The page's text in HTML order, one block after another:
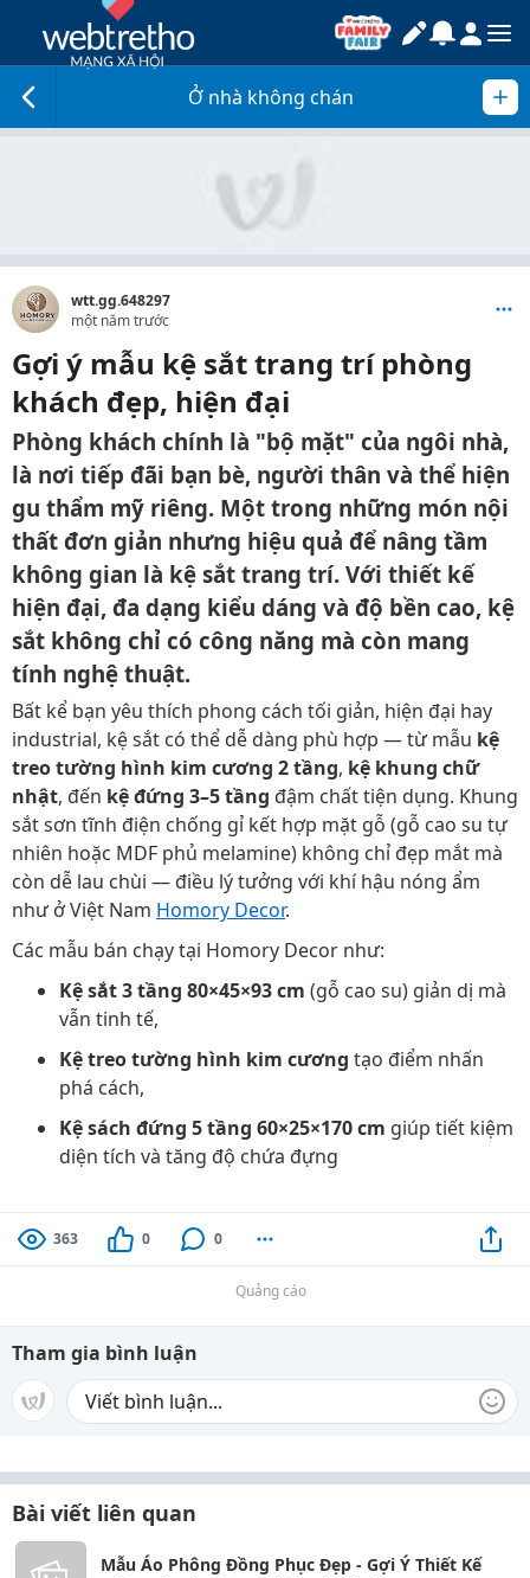
Ở nhà không chán
wtt.gg.648297
một năm trước
Gợi ý mẫu kệ sắt trang trí phòng
khách đẹp, hiện đại
Phòng khách chính là "bộ mặt" của ngôi nhà,
là nơi tiếp đãi bạn bè, người thân và thể hiện
gu thẩm mỹ riêng. Một trong những món nội
thất đơn giản nhưng hiệu quả để nâng tầm
không gian là kệ sắt trang trí. Với thiết kế
hiện đại, đa dạng kiểu dáng và độ bền cao, kệ
sắt không chỉ có công năng mà còn mang
tính nghệ thuật.
Bất kể bạn yêu thích phong cách tối giản, hiện đại hay
industrial, kệ sắt có thể dễ dàng phù hợp — từ mẫu kệ
treo tường hình kim cương 2 tầng, kệ khung chữ
nhật, đến kệ đứng 3–5 tầng đậm chất tiện dụng. Khung
sắt sơn tĩnh điện chống gỉ kết hợp mặt gỗ (gỗ cao su tự
nhiên hoặc MDF phủ melamine) không chỉ đẹp mắt mà
còn dễ lau chùi — điều lý tưởng với khí hậu nóng ẩm
như ở Việt Nam Homory Decor.
Các mẫu bán chạy tại Homory Decor như:
Kệ sắt 3 tầng 80×45×93 cm (gỗ cao su) giản dị mà
vẫn tinh tế,
Kệ treo tường hình kim cương tạo điểm nhấn
phá cách,
Kệ sách đứng 5 tầng 60×25×170 cm giúp tiết kiệm
diện tích và tăng độ chứa đựng
363 0 0
Quảng cáo
Tham gia bình luận
Bài viết liên quan
Mẫu Áo Phông Đồng Phục Đẹp - Gợi Ý Thiết Kế